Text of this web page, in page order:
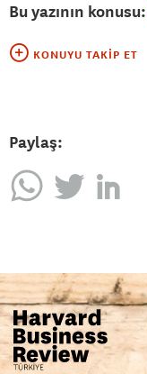
Bu yazının konusu:
KONUYU TAKIP ET
Paylaş: